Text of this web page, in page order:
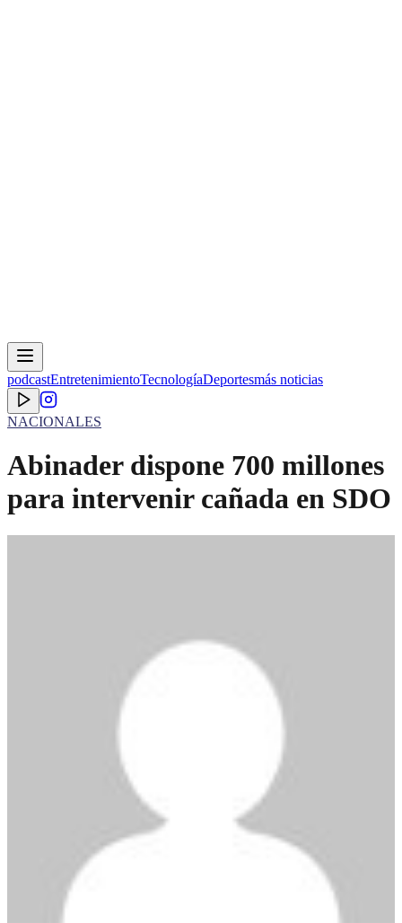
podcastEntretenimientoTecnologíaDeportesmás noticias
NACIONALES
Abinader dispone 700 millones
para intervenir cañada en SDO